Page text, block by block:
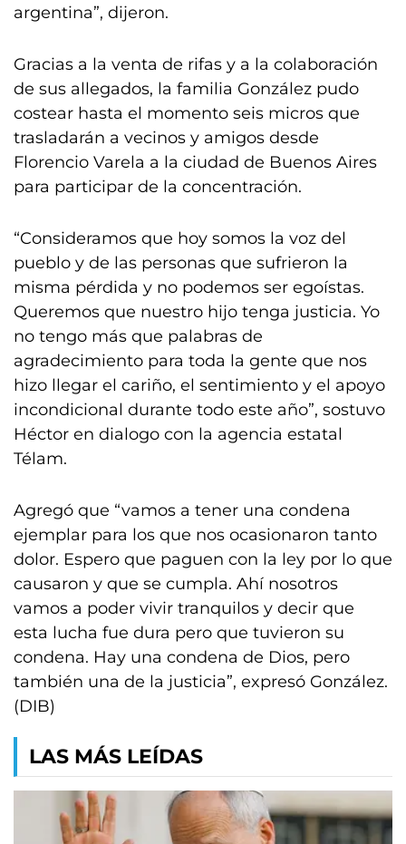
argentina”, dijeron.
Gracias a la venta de rifas y a la colaboración
de sus allegados, la familia González pudo
costear hasta el momento seis micros que
trasladarán a vecinos y amigos desde
Florencio Varela a la ciudad de Buenos Aires
para participar de la concentración.
“Consideramos que hoy somos la voz del
pueblo y de las personas que sufrieron la
misma pérdida y no podemos ser egoístas.
Queremos que nuestro hijo tenga justicia. Yo
no tengo más que palabras de
agradecimiento para toda la gente que nos
hizo llegar el cariño, el sentimiento y el apoyo
incondicional durante todo este año”, sostuvo
Héctor en dialogo con la agencia estatal
Télam.
Agregó que “vamos a tener una condena
ejemplar para los que nos ocasionaron tanto
dolor. Espero que paguen con la ley por lo que
causaron y que se cumpla. Ahí nosotros
vamos a poder vivir tranquilos y decir que
esta lucha fue dura pero que tuvieron su
condena. Hay una condena de Dios, pero
también una de la justicia”, expresó González.
(DIB)
LAS MÁS LEÍDAS